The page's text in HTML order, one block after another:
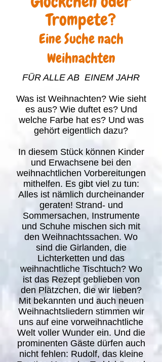
Trompete?
Eine Suche nach
Weihnachten
FÜR ALLE AB EINEM JAHR
Was ist Weihnachten? Wie sieht
es aus? Wie duftet es? Und
welche Farbe hat es? Und was
gehört eigentlich dazu?
In diesem Stück können Kinder
und Erwachsene bei den
weihnachtlichen Vorbereitungen
mithelfen. Es gibt viel zu tun:
Alles ist nämlich durcheinander
geraten! Strand- und
Sommersachen, Instrumente
und Schuhe mischen sich mit
den Weihnachtssachen. Wo
sind die Girlanden, die
Lichterketten und das
weihnachtliche Tischtuch? Wo
ist das Rezept geblieben von
den Plätzchen, die wir lieben?
Mit bekannten und auch neuen
Weihnachtsliedern stimmen wir
uns auf eine vorweihnachtliche
Welt voller Wunder ein. Und die
prominenten Gäste dürfen auch
nicht fehlen: Rudolf, das kleine